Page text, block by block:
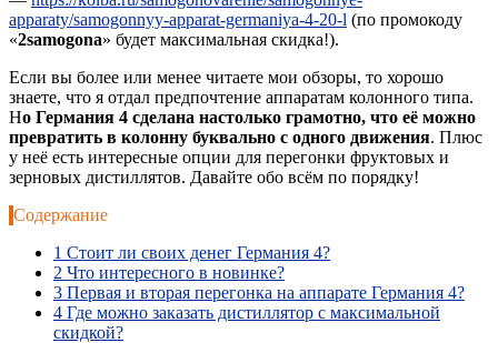
apparaty/samogonnyy-apparat-germaniya-4-20-l (по промокоду
«2samogona» будет максимальная скидка!).
Если вы более или менее читаете мои обзоры, то хорошо
знаете, что я отдал предпочтение аппаратам колонного типа.
Но Германия 4 сделана настолько грамотно, что её можно
превратить в колонну буквально с одного движения. Плюс
у неё есть интересные опции для перегонки фруктовых и
зерновых дистиллятов. Давайте обо всём по порядку!
Содержание
1 Стоит ли своих денег Германия 4?
2 Что интересного в новинке?
3 Первая и вторая перегонка на аппарате Германия 4?
4 Где можно заказать дистиллятор с максимальной
скидкой?